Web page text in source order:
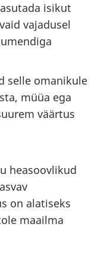
isikut
vajadusel
selle omanikule
müüa ega
väärtus
heasoovlikud
on alatiseks
maailma